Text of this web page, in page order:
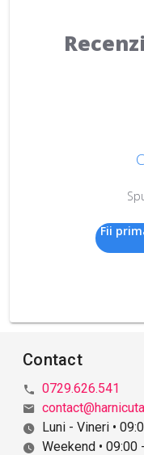
Fii
Contact
0729.626.541
Luni - Vineri •
Weekend • 09:00